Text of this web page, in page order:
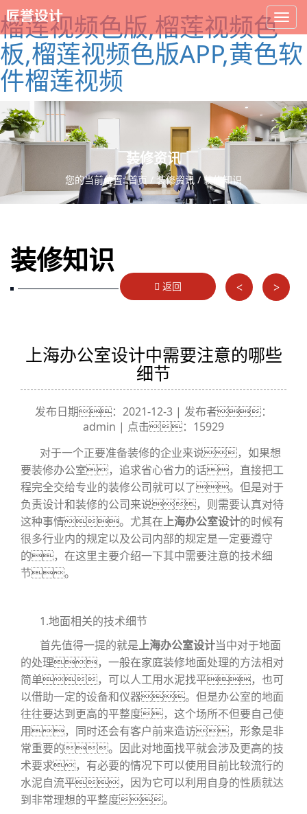
榴莲视频色版,榴莲视频色
板,榴莲视频色版APP,黄色软
件榴莲视频
装修资讯
您的当前位置:首页 / 装修资讯 / 装修知识
装修知识
返回 < >
上海办公室设计中需要注意的哪些
细节
发布日期：2021-12-3 | 发布者：
admin | 点击：15929
对于一个正要准备装修的企业来说，如果想
要装修办公室，追求省心省力的话，直接把工
程完全交给专业的装修公司就可以了。但是对于
负责设计和装修的公司来说，则需要认真对待
这种事情。尤其在上海办公室设计的时候有
很多行业内的规定以及公司内部的规定是一定要遵守
的，在这里主要介绍一下其中需要注意的技术细
节。
1.地面相关的技术细节
首先值得一提的就是上海办公室设计当中对于地面
的处理，一般在家庭装修地面处理的方法相对
简单，可以人工用水泥找平，也可
以借助一定的设备和仪器。但是办公室的地面
往往要达到更高的平整度，这个场所不但要自己使
用，同时还会有客户前来造访，形象是非
常重要的。因此对地面找平就会涉及更高的技
术要求，有必要的情况下可以使用目前比较流行的
水泥自流平，因为它可以利用自身的性质就达
到非常理想的平整度。